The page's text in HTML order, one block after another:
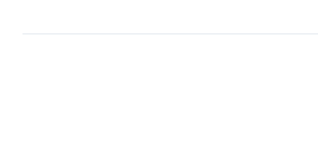
利用して行うことが多く、税務当局はこ
税回避は信頼性や評判に影響することが